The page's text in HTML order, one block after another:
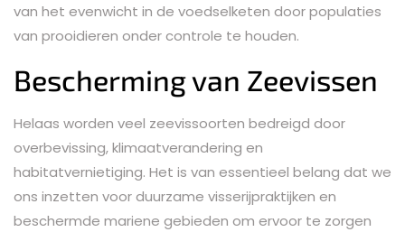
van het evenwicht in de voedselketen door populaties
van prooidieren onder controle te houden.
Bescherming van Zeevissen
Helaas worden veel zeevissoorten bedreigd door
overbevissing, klimaatverandering en
habitatvernietiging. Het is van essentieel belang dat we
ons inzetten voor duurzame visserijpraktijken en
beschermde mariene gebieden om ervoor te zorgen